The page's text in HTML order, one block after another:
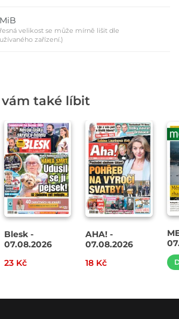
velikost se může mírně lišit dle
zařízení.)
vám také líbit
Blesk -
07.08.2026
23 Kč
AHA! -
07.08.2026
18 Kč